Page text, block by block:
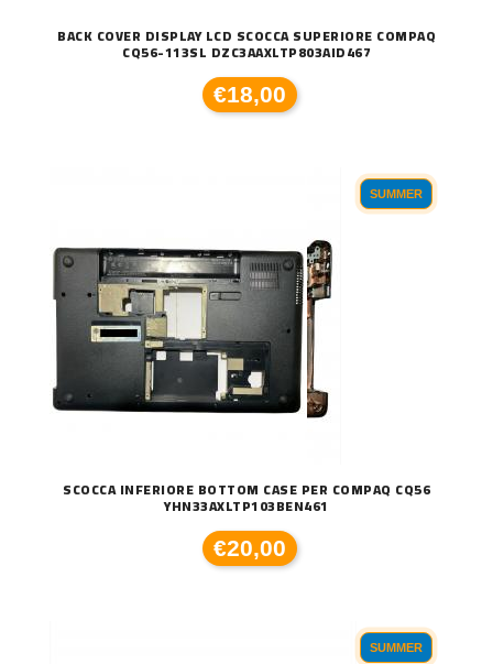
BACK COVER DISPLAY LCD SCOCCA SUPERIORE COMPAQ
CQ56-113SL DZC3AAXLTP803AID467
€18,00
SUMMER
SCOCCA INFERIORE BOTTOM CASE PER COMPAQ CQ56
YHN33AXLTP103BEN461
€20,00
SUMMER